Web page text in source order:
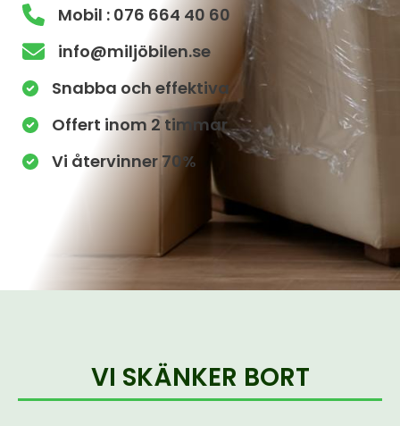
Mobil : 076 664 40 60
info@miljöbilen.se
Snabba och effektiva
Offert inom 2 timmar
Vi återvinner 70%
VI SKÄNKER BORT